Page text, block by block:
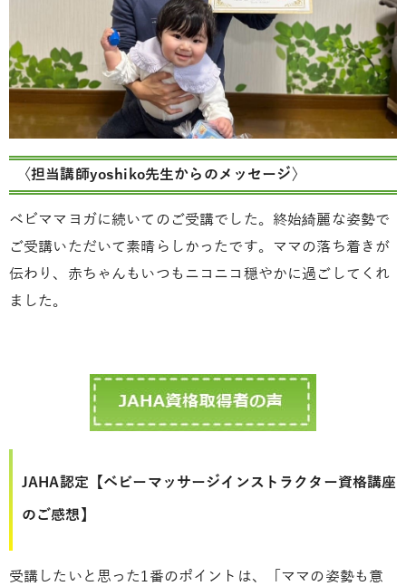
〈担当講師yoshiko先生からのメッセージ〉
ベビママヨガに続いてのご受講でした。終始綺麗な姿勢で
ご受講いただいて素晴らしかったです。ママの落ち着きが
伝わり、赤ちゃんもいつもニコニコ穏やかに過ごしてくれ
ました。
JAHA認定【ベビーマッサージインストラクター資格講座
のご感想】
受講したいと思った1番のポイントは、「ママの姿勢も意